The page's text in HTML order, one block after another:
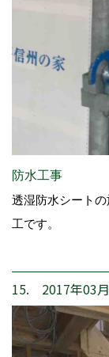
防水工事
透湿防水シート
工です。
15. 2017年03